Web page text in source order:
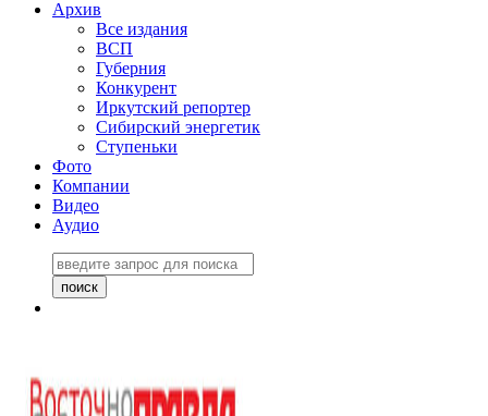
Архив
Все издания
ВСП
Губерния
Конкурент
Иркутский репортер
Сибирский энергетик
Ступеньки
Фото
Компании
Видео
Аудио